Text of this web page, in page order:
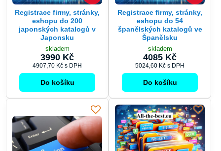
Registrace firmy, stránky,
eshopu do 200
japonských katalogů v
Japonsku
skladem
3990 Kč
4907,70 Kč s DPH
Do košíku
Registrace firmy, stránky,
eshopu do 54
španělských katalogů ve
Španělsku
skladem
4085 Kč
5024,60 Kč s DPH
Do košíku